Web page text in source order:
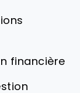
financière